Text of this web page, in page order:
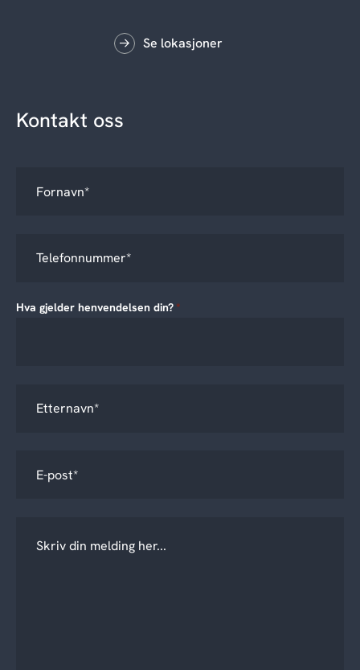
Se lokasjoner
Kontakt oss
Hva gjelder henvendelsen din? *